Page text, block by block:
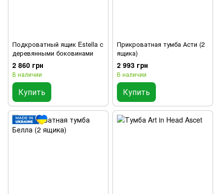
Подкроватный ящик Estella с
деревянными боковинами
2 860 грн
В наличии
Купить
Прикроватная тумба Асти (2
ящика)
2 993 грн
В наличии
Купить